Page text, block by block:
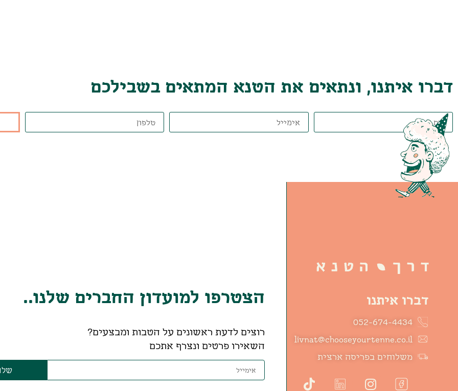
דברו איתנו, ונתאים את הטנא המתאים בשבילכם
דברו איתנו
052-674-4434
livnat@chooseyourtenne.co.il
משלוחים בפריסה ארצית
הצטרפו למועדון החברים שלנו..
רוצים לדעת ראשונים על הטבות ומבצעים?
השאירו פרטים ונצרף אתכם